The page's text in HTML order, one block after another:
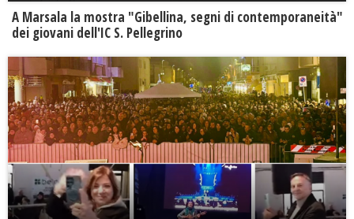
A Marsala la mostra "Gibellina, segni di contemporaneità"
dei giovani dell'IC S. Pellegrino